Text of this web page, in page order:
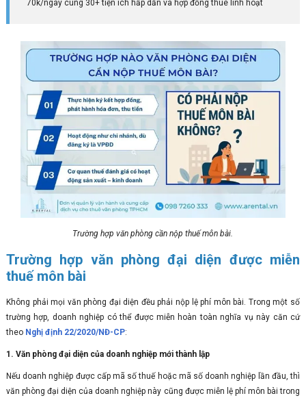
70k/ngày cùng 30+ tiện ích hấp dẫn và hợp đồng thuê linh hoạt
Trường hợp văn phòng cần nộp thuế môn bài.
Trường hợp văn phòng đại diện được miễn
thuế môn bài
Không phải mọi văn phòng đại diện đều phải nộp lệ phí môn bài. Trong một số
trường hợp, doanh nghiệp có thể được miễn hoàn toàn nghĩa vụ này căn cứ
theo Nghị định 22/2020/NĐ-CP:
1. Văn phòng đại diện của doanh nghiệp mới thành lập
Nếu doanh nghiệp được cấp mã số thuế hoặc mã số doanh nghiệp lần đầu, thì
văn phòng đại diện của doanh nghiệp này cũng được miễn lệ phí môn bài trong